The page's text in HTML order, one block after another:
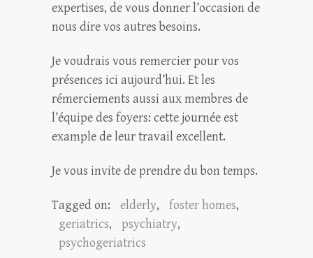
expertises, de vous donner l’occasion de
nous dire vos autres besoins.
Je voudrais vous remercier pour vos
présences ici aujourd’hui. Et les
rémerciements aussi aux membres de
l’équipe des foyers: cette journée est
example de leur travail excellent.
Je vous invite de prendre du bon temps.
Tagged on: elderly, foster homes,
geriatrics, psychiatry,
psychogeriatrics